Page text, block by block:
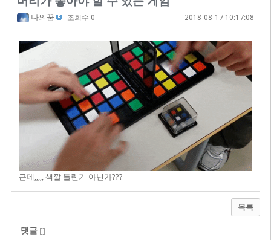
나의꿈 조회수 0 2018-08-17 10:17:08
근데,,,,, 색깔 틀린거 아닌가???
목록
댓글[]